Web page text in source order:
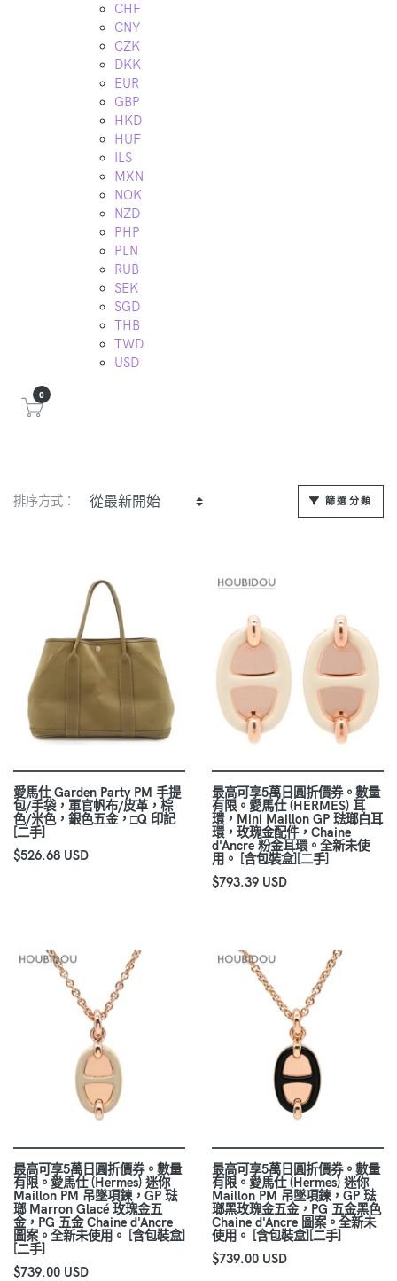
CHF
CNY
CZK
DKK
EUR
GBP
HKD
HUF
ILS
MXN
NOK
NZD
PHP
PLN
RUB
SEK
SGD
THB
TWD
USD
0
排序方式： 篩選分類
愛馬仕 Garden Party PM 手提
包/手袋，軍官帆布/皮革，棕
色/米色，銀色五金，□Q 印記
[二手]
$526.68 USD
最高可享5萬日圓折價券。數量
有限。愛馬仕 (HERMES) 耳
環，Mini Maillon GP 琺瑯白耳
環，玫瑰金配件，Chaine
d'Ancre 粉金耳環。全新未使
用。 [含包裝盒][二手]
$793.39 USD
最高可享5萬日圓折價券。數量
有限。愛馬仕 (Hermes) 迷你
Maillon PM 吊墜項鍊，GP 琺
瑯 Marron Glacé 玫瑰金五
金，PG 五金 Chaine d'Ancre
圖案。全新未使用。 [含包裝盒]
[二手]
$739.00 USD
最高可享5萬日圓折價券。數量
有限。愛馬仕 (Hermes) 迷你
Maillon PM 吊墜項鍊，GP 琺
瑯黑玫瑰金五金，PG 五金黑色
Chaine d'Ancre 圖案。全新未
使用。 [含包裝盒][二手]
$739.00 USD